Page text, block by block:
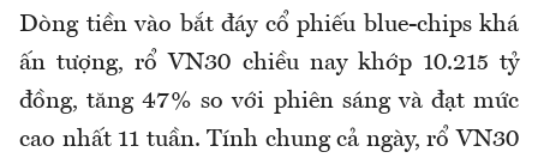
Dòng tiền vào bắt đáy cổ phiếu blue-chips khá
ấn tượng, rổ VN30 chiều nay khớp 10.215 tỷ
đồng, tăng 47% so với phiên sáng và đạt mức
cao nhất 11 tuần. Tính chung cả ngày, rổ VN30